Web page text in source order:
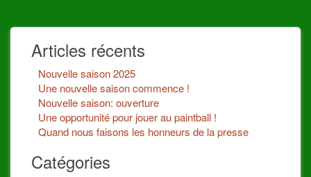
Articles récents
Nouvelle saison 2025
Une nouvelle saison commence !
Nouvelle saison: ouverture
Une opportunité pour jouer au paintball !
Quand nous faisons les honneurs de la presse
Catégories